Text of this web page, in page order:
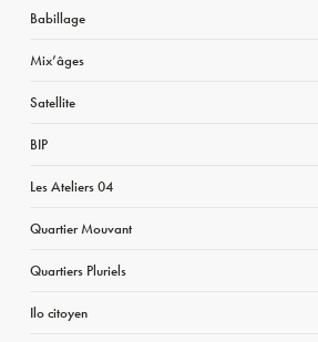
Babillage
Mix’âges
Satellite
BIP
Les Ateliers 04
Quartier Mouvant
Quartiers Pluriels
Ilo citoyen